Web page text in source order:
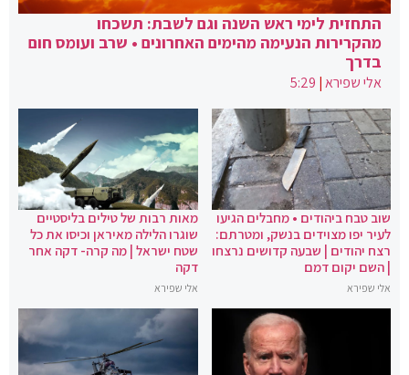
התחזית לימי ראש השנה וגם לשבת: תשכחו
מהקרירות הנעימה מהימים האחרונים • שרב ועומס חום
בדרך
אלי שפירא|
5:29
שוב טבח ביהודים • מחבלים הגיעו
לעיר יפו מצוידים בנשק, ומטרתם:
רצח יהודים | שבעה קדושים נרצחו
| השם יקום דמם
אלי שפירא
מאות רבות של טילים בליסטיים
שוגרו הלילה מאיראן וכיסו את כל
שטח ישראל | מה קרה- דקה אחר
דקה
אלי שפירא